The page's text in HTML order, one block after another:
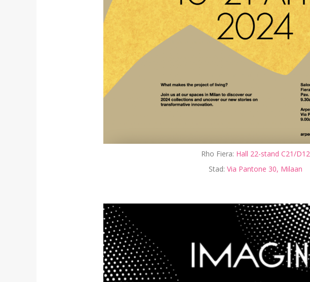
Rho Fiera: Hall 22-stand C21/D12
Stad: Via Pantone 30, Milaan